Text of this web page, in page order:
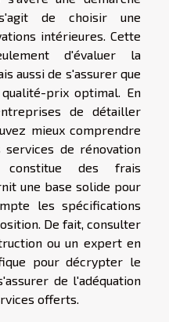
de choisir une
intérieures. Cette
d'évaluer la
aussi de s'assurer que
prix optimal. En
de détailler
mieux comprendre
de rénovation
des frais
une base solide pour
les spécifications
De fait, consulter
ou un expert en
pour décrypter le
de l'adéquation
offerts.